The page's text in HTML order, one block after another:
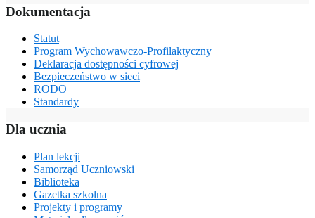
Dokumentacja
Statut
Program Wychowawczo-Profilaktyczny
Deklaracja dostępności cyfrowej
Bezpieczeństwo w sieci
RODO
Standardy
Dla ucznia
Plan lekcji
Samorząd Uczniowski
Biblioteka
Gazetka szkolna
Projekty i programy